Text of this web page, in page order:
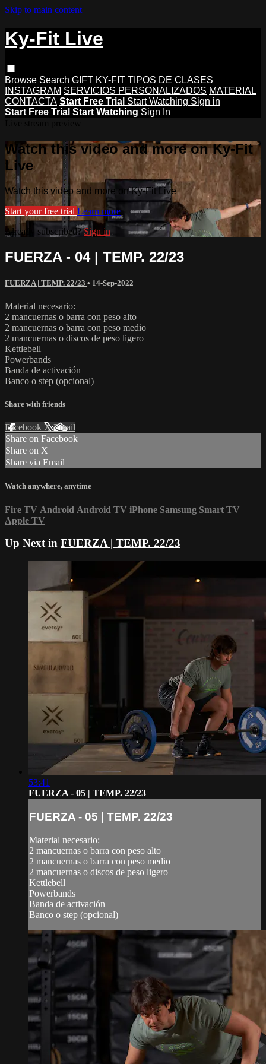
Skip to main content
Ky-Fit Live
Browse Search GIFT KY-FIT TIPOS DE CLASES
INSTAGRAM SERVICIOS PERSONALIZADOS MATERIAL
CONTACTA Start Free Trial Start Watching Sign in
Start Free Trial Start Watching Sign In
Watch this video and more on Ky-Fit
Live
Watch this video and more on Ky-Fit Live
Start your free trial Learn more
Already subscribed?Sign in
FUERZA - 04 | TEMP. 22/23
FUERZA | TEMP. 22/23 • 14-Sep-2022
Material necesario:
2 mancuernas o barra con peso alto
2 mancuernas o barra con peso medio
2 mancuernas o discos de peso ligero
Kettlebell
Powerbands
Banda de activación
Banco o step (opcional)
Share with friends
Facebook XEmail
Share on Facebook
Share on X
Share via Email
Watch anywhere, anytime
Fire TV Android Android TV iPhone Samsung Smart TV
Apple TV
Up Next in FUERZA | TEMP. 22/23
53:41
FUERZA - 05 | TEMP. 22/23
FUERZA - 05 | TEMP. 22/23
Material necesario:
2 mancuernas o barra con peso alto
2 mancuernas o barra con peso medio
2 mancuernas o discos de peso ligero
Kettlebell
Powerbands
Banda de activación
Banco o step (opcional)